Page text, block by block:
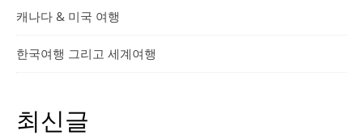
캐나다 & 미국 여행
한국여행 그리고 세계여행
최신글